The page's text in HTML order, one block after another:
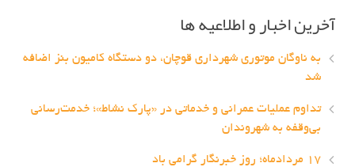
آخرین اخبار و اطلاعیه ها
به ناوگان موتوری شهرداری قوچان، دو دستگاه کامیون بنز اضافه
شد
تداوم عملیات عمرانی و خدماتی در «پارک نشاط»؛ خدمت‌رسانی
بی‌وقفه به شهروندان
۱۷ مردادماه؛ روز خبرنگار گرامی باد